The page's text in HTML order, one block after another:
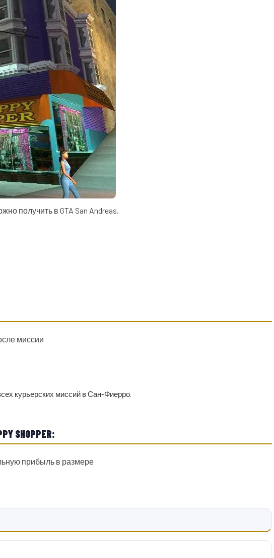
получить в GTA San Andreas.
миссии
курьерских миссий в Сан-Фиерро.
прибыль в размере